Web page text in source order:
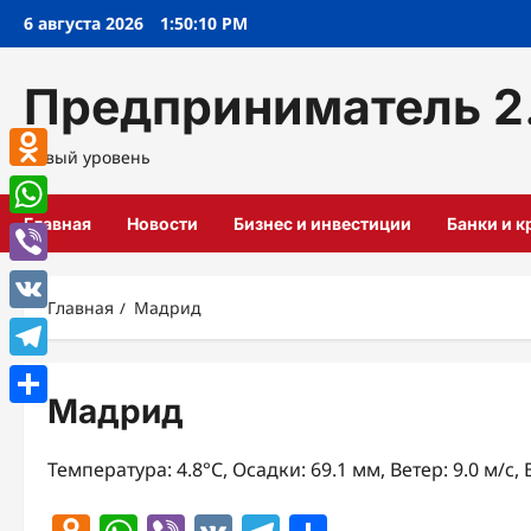
Перейти
6 августа 2026 1:50:11 PM
Предприниматель
Новый уровень
Главная Новости Бизнес и инвестиции Банки и
Главная Мадрид
Мадрид
Температура: 4.8°C, Осадки: 69.1 мм, Ветер: 9.0 м/с,
Odnoklassniki
WhatsApp
Viber
VK
Telegram
Отправить